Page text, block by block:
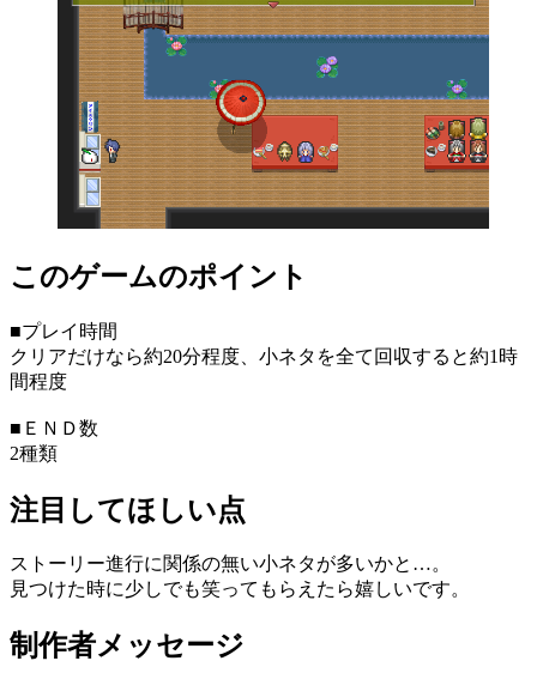
このゲームのポイント
■プレイ時間
クリアだけなら約20分程度、小ネタを全て回収すると約1時
間程度
■ＥＮＤ数
2種類
注目してほしい点
ストーリー進行に関係の無い小ネタが多いかと…。
見つけた時に少しでも笑ってもらえたら嬉しいです。
制作者メッセージ